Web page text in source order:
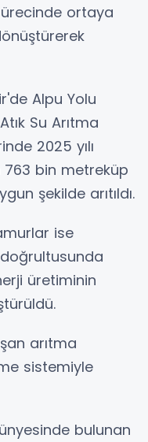
ortaya
Alpu Yolu
Su Arıtma
2025 yılı
bin metreküp
şekilde arıtıldı.
ise
üretiminin
arıtma
sistemiyle
bulunan